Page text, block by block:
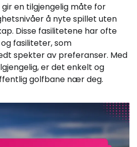
en tilgjengelig måte for
å nyte spillet uten
Disse fasilitetene har ofte
fasiliteter, som
spekter av preferanser. Med
er det enkelt og
golfbane nær deg.